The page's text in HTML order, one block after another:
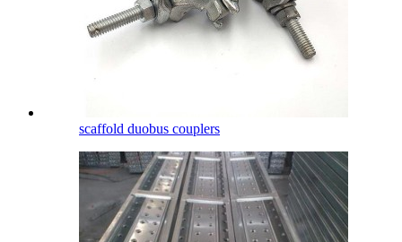
scaffold duobus couplers